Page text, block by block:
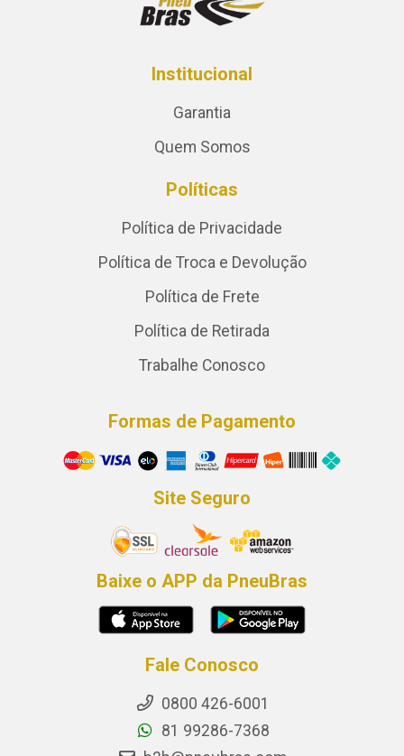
Institucional
Garantia
Quem Somos
Políticas
Política de Privacidade
Política de Troca e Devolução
Política de Frete
Política de Retirada
Trabalhe Conosco
Formas de Pagamento
Site Seguro
Baixe o APP da PneuBras
Fale Conosco
0800 426-6001
81 99286-7368